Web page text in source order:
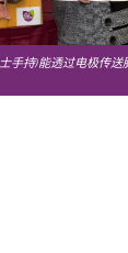
手持)能透过电极传送